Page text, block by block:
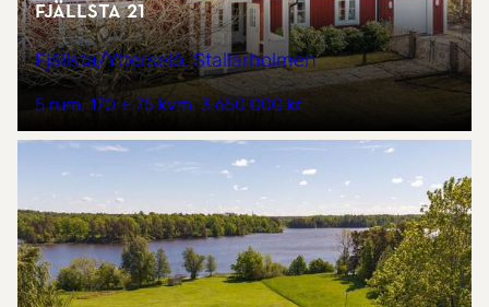
Fjällsta 21
Fjällsta/Ytterselö, Stallarholmen
5 rum 170 + 75 kvm 3 650 000 kr